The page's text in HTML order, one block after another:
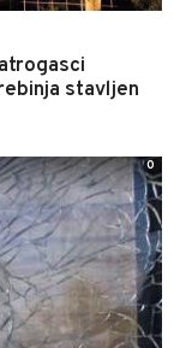
stavljen
0